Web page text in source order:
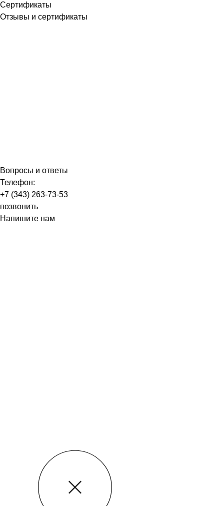
Сертификаты
Отзывы и сертификаты
Вопросы и ответы
Телефон:
+7 (343) 263-73-53
позвонить
Напишите нам